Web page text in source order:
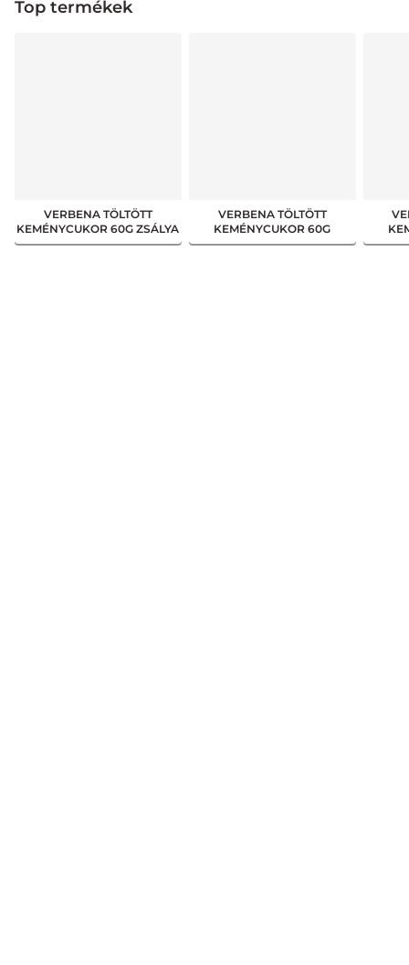
Top termékek
VERBENA TÖLTÖTT
KEMÉNYCUKOR 60G ZSÁLYA
ÍZŰ + C VIT.
VERBENA TÖLTÖTT
KEMÉNYCUKOR 60G
HOMOKTÖVIS + C+D VIT.